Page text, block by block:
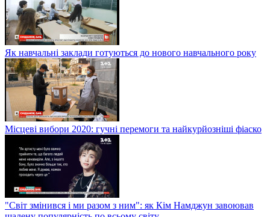
Як навчальні заклади готуються до нового навчального року
Місцеві вибори 2020: гучні перемоги та найкурйозніші фіаско
"Світ змінився і ми разом з ним": як Кім Намджун завоював